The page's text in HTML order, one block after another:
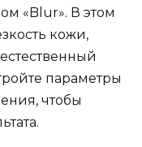
«Blur». В этом
кожи,
параметры
чтобы